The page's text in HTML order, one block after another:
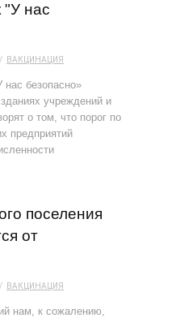
"У нас
ВАКЦИНАЦИЯ
безопасно»
учреждений и
о том, что порог по
предприятий
поселения
от
ВАКЦИНАЦИЯ
нам, к сожалению,